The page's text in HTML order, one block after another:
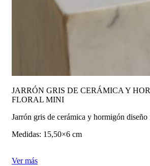
JARRÓN GRIS DE CERÁMICA Y
FLORAL MINI
Jarrón gris de cerámica y hormigón
Medidas: 15,50×6 cm
Ver más